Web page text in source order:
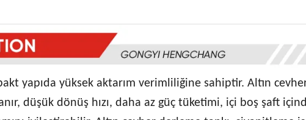
yapıda yüksek aktarım verimliliğine sahiptir. Altın
düşük dönüş hızı, daha az güç tüketimi, içi boş şaft